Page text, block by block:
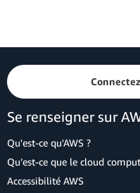
Se renseigner sur
Qu'est-ce qu'AWS ?
Qu’est-ce que le cloud
Accessibilité AWS